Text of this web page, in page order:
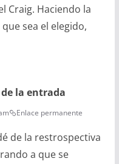
Craig. Haciendo la
sea el elegido,
la entrada
Enlace permanente
de la restrospectiva
a que se